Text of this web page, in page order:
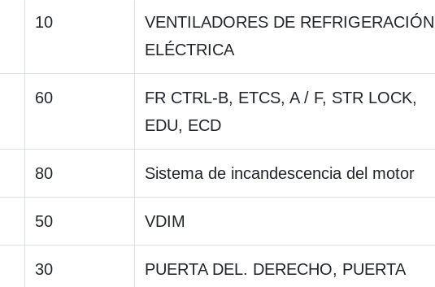
10
VENTILADORES DE REFRIGERACIÓN
ELÉCTRICA
60
FR CTRL-B, ETCS, A / F, STR LOCK,
EDU, ECD
80 Sistema de incandescencia del motor
50 VDIM
30
PUERTA DEL. DERECHO, PUERTA